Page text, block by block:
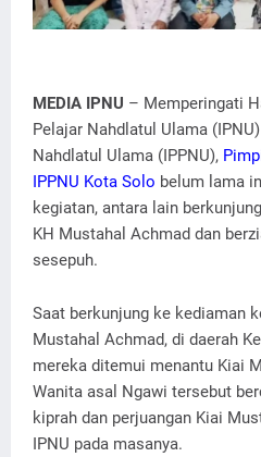
MEDIA IPNU – Memperingati
Pelajar Nahdlatul Ulama
Nahdlatul Ulama (IPPNU),
IPPNU Kota Solo belum lama
kegiatan, antara lain
KH Mustahal Achmad dan
sesepuh.
Saat berkunjung ke kediaman
Mustahal Achmad, di daerah
mereka ditemui menantu Kiai
Wanita asal Ngawi tersebut
kiprah dan perjuangan Kiai
IPNU pada masanya.